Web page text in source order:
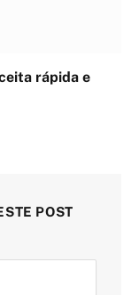
rápida e
POST